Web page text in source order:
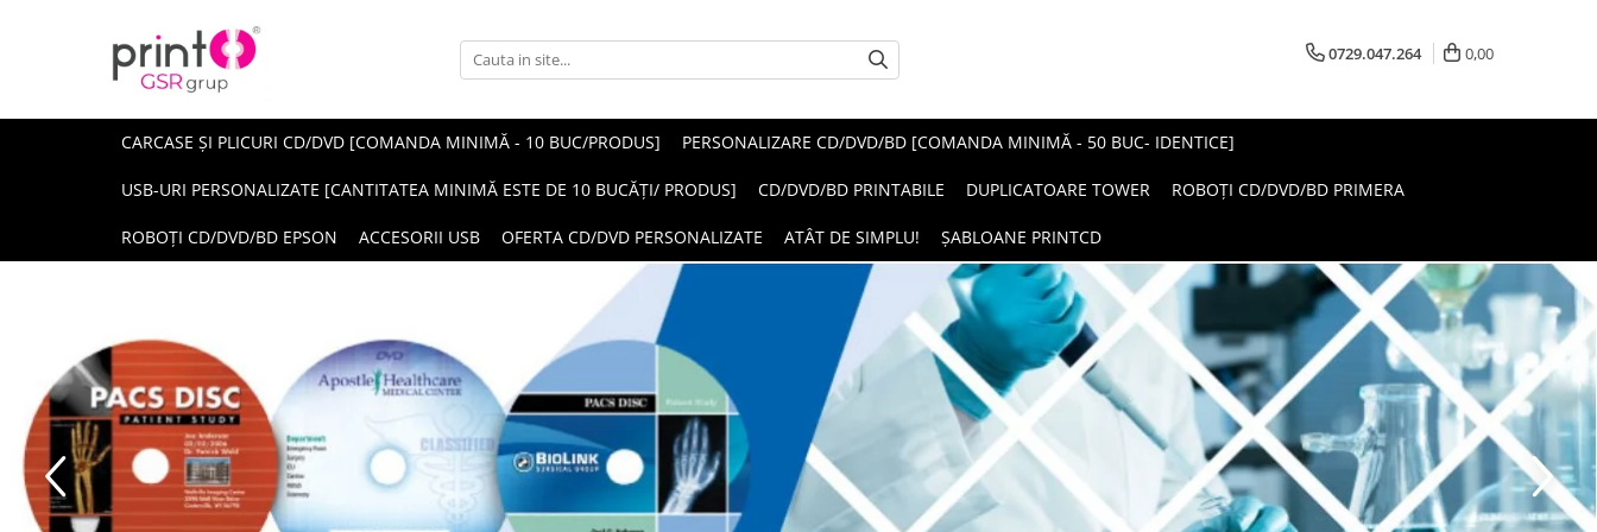
0729.047.264 0,00
CARCASE ȘI PLICURI CD/DVD [COMANDA MINIMĂ - 10 BUC/PRODUS] PERSONALIZARE CD/DVD/BD [COMANDA MINIMĂ - 50 BUC- IDENTICE]
USB-URI PERSONALIZATE [CANTITATEA MINIMĂ ESTE DE 10 BUCĂȚI/ PRODUS] CD/DVD/BD PRINTABILE DUPLICATOARE TOWER ROBOȚI CD/DVD/BD PRIMERA
ROBOȚI CD/DVD/BD EPSON ACCESORII USB OFERTA CD/DVD PERSONALIZATE ATÂT DE SIMPLU! ȘABLOANE PRINTCD